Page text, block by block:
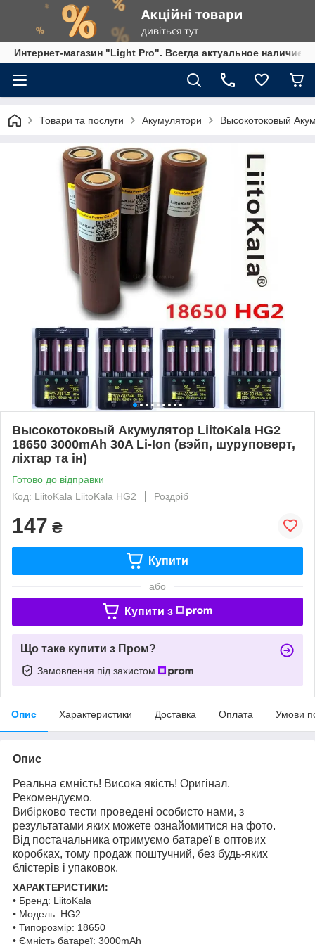
Интернет-магазин "Light Pro". Всегда актуальное
Товари та послуги Акумулятори Высокотоковый
Высокотоковый Акумулятор LiitoKala HG2
18650 3000mAh 30A Li-Ion (вэйп, шуруповерт,
ліхтар та ін)
Готово до відправки
Код: LiitoKala LiitoKala HG2
Роздріб
147 ₴
Купити
або
Купити з
Що таке купити з Пром?
Замовлення під захистом
Опис Характеристики Доставка Оплата Умови
Опис
Реальна ємність! Висока якість! Оригінал.
Рекомендуємо.
Вибірково тести проведені особисто нами, з
результатами яких можете ознайомитися на фото.
Від постачальника отримуємо батареї в оптових
коробках, тому продаж поштучний, без будь-яких
блістерів і упаковок.
ХАРАКТЕРИСТИКИ:
• Бренд: LiitoKala
• Модель: HG2
• Типорозмір: 18650
• Ємність батареї: 3000mAh